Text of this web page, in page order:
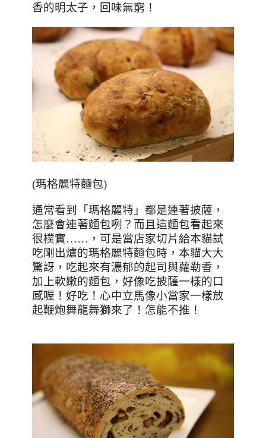
香的明太子，回味無窮！
(瑪格麗特麵包)
通常看到「瑪格麗特」都是連著披薩，
怎麼會連著麵包咧？而且這麵包看起來
很樸實…… ，可是當店家切片給本貓試
吃剛出爐的瑪格麗特麵包時，本貓大大
驚訝，吃起來有濃郁的起司與蘿勒香，
加上軟嫩的麵包，好像吃披薩一樣的口
感喔！好吃！心中立馬像小當家一樣放
起鞭炮舞龍舞獅來了！怎能不推！